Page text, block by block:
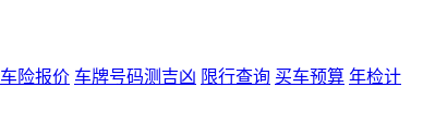
车险报价 车牌号码测吉凶 限行查询 买车预算 年检计